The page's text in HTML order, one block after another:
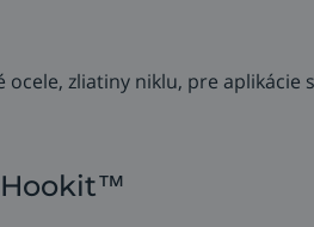
zliatiny niklu, pre aplikácie
Hookit™